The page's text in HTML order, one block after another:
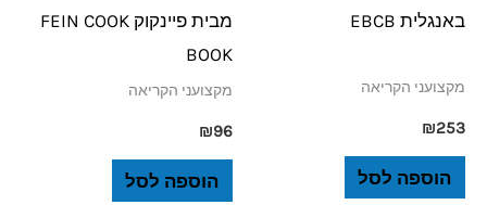
באנגלית EBCB
מקצועני הקריאה
₪253
הוספה לסל
מבית פיינקוק FEIN COOK
BOOK
מקצועני הקריאה
₪96
הוספה לסל